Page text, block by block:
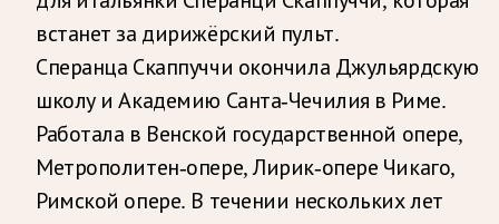
встанет за дирижёрский пульт.
Сперанца Скаппуччи окончила Джульярдскую
школу и Академию Санта-Чечилия в Риме.
Работала в Венской государственной опере,
Метрополитен-опере, Лирик-опере Чикаго,
Римской опере. В течении нескольких лет